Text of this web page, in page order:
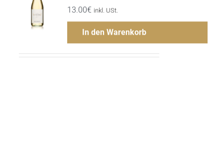
13.00€ inkl. USt.
In den Warenkorb